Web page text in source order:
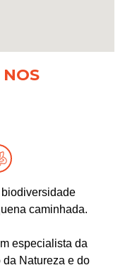
caminhada.
especialista da
Natureza e do